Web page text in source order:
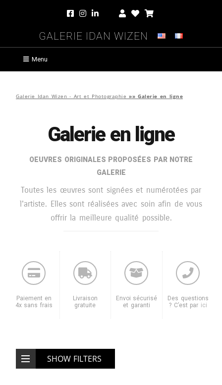
Galerie Idan Wizen
Menu
Galerie Idan Wizen - Art et Photographie »» Galerie en ligne
Galerie en ligne
Oeuvres originales proposées par notre
galerie
Toutes les œuvres sont signées et numérotées par
l'artiste. Elles sont réalisées avec soin afin de vous
offrir la meilleure qualité possible.
Paiement en
4x sans frais
Livraison
gratuite
Envoi sécurisé
et garanti
Des questions
? C’est par ici
SHOW FILTERS